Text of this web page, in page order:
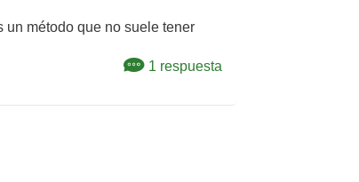
método que no suele tener
1 respuesta